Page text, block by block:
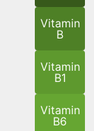
Vitamin
B
Vitamin
B1
Vitamin
B6